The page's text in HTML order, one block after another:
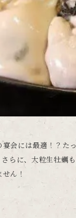
会には最適！？た
らに、大粒生牡蠣
ん！